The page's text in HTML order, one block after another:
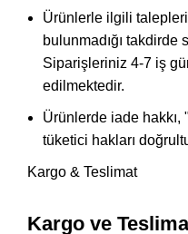
Ürünlerle ilgili
bulunmadığı takdirde
Siparişleriniz 4-7 iş
edilmektedir.
Ürünlerde iade hakkı,
tüketici hakları
Kargo & Teslimat
Kargo ve